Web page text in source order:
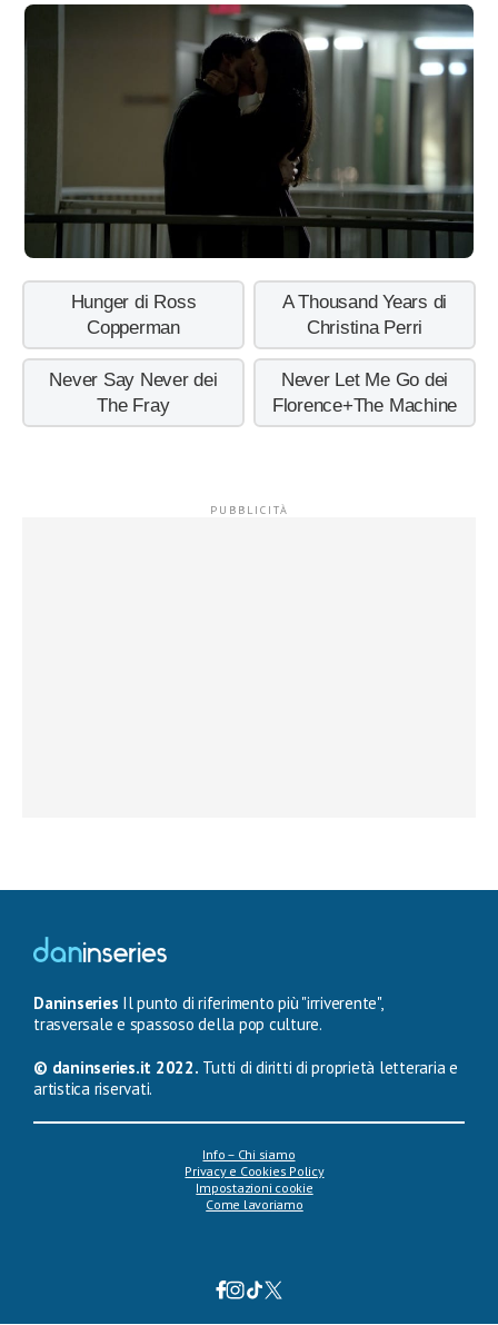
Hunger di Ross
Copperman
A Thousand Years di
Christina Perri
Never Say Never dei
The Fray
Never Let Me Go dei
Florence+The Machine
Daninseries Il punto di riferimento più "irriverente",
trasversale e spassoso della pop culture.
© daninseries.it 2022. Tutti di diritti di proprietà letteraria e
artistica riservati.
Info – Chi siamo
Privacy e Cookies Policy
Impostazioni cookie
Come lavoriamo